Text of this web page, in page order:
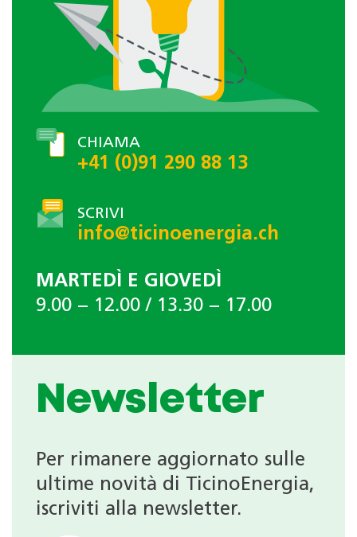
CHIAMA
+41 (0)91 290 88 13
SCRIVI
info@ticinoenergia.ch
MARTEDÌ E GIOVEDÌ
9.00 − 12.00 / 13.30 − 17.00
Newsletter
Per rimanere aggiornato sulle
ultime novità di TicinoEnergia,
iscriviti alla newsletter.